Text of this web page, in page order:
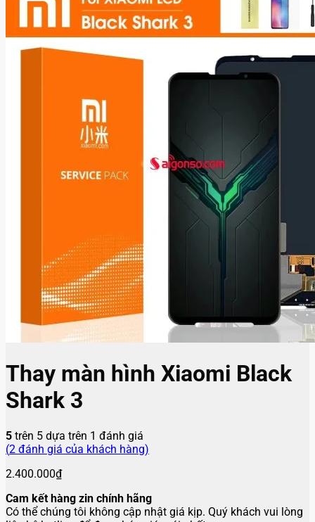
Thay màn hình Xiaomi Black
Shark 3
5 trên 5 dựa trên 1 đánh giá
(2 đánh giá của khách hàng)
2.400.000₫
Cam kết hàng zin chính hãng
Có thể chúng tôi không cập nhật giá kịp. Quý khách vui lòng